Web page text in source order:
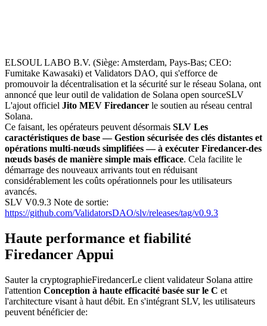
ELSOUL LABO B.V. (Siège: Amsterdam, Pays-Bas; CEO:
Fumitake Kawasaki) et Validators DAO, qui s'efforce de
promouvoir la décentralisation et la sécurité sur le réseau Solana, ont
annoncé que leur outil de validation de Solana open sourceSLV
L'ajout officiel Jito MEV Firedancer le soutien au réseau central
Solana.
Ce faisant, les opérateurs peuvent désormais SLV Les
caractéristiques de base — Gestion sécurisée des clés distantes et
opérations multi-nœuds simplifiées — à exécuter Firedancer-des
nœuds basés de manière simple mais efficace. Cela facilite le
démarrage des nouveaux arrivants tout en réduisant
considérablement les coûts opérationnels pour les utilisateurs
avancés.
SLV V0.9.3 Note de sortie:
https://github.com/ValidatorsDAO/slv/releases/tag/v0.9.3
Haute performance et fiabilité
Firedancer Appui
Sauter la cryptographieFiredancerLe client validateur Solana attire
l'attention Conception à haute efficacité basée sur le C et
l'architecture visant à haut débit. En s'intégrant SLV, les utilisateurs
peuvent bénéficier de: